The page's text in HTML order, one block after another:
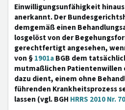
Einwilligungsunfähigkeit
anerkannt. Der
demgemäß einen
losgelöst von der
gerechtfertigt angesehen,
von §1901aBGB dem
mutmaßlichen Patientenwillen
dazu dient, einem ohne
führenden Krankheitsprozess
lassen (vgl. BGH HRRS 2010 Nr.